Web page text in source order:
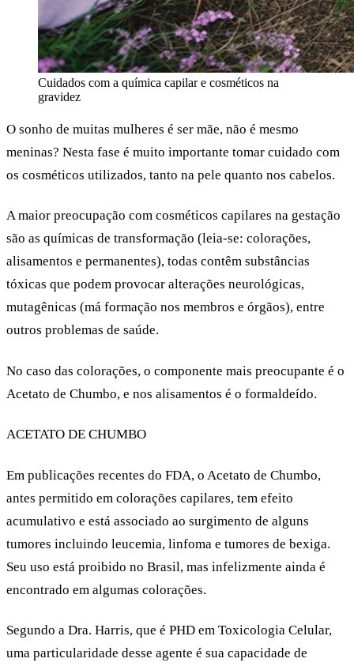
Cuidados com a química capilar e cosméticos na
gravidez
O sonho de muitas mulheres é ser mãe, não é mesmo
meninas? Nesta fase é muito importante tomar cuidado com
os cosméticos utilizados, tanto na pele quanto nos cabelos.
A maior preocupação com cosméticos capilares na gestação
são as químicas de transformação (leia-se: colorações,
alisamentos e permanentes), todas contêm substâncias
tóxicas que podem provocar alterações neurológicas,
mutagênicas (má formação nos membros e órgãos), entre
outros problemas de saúde.
No caso das colorações, o componente mais preocupante é o
Acetato de Chumbo, e nos alisamentos é o formaldeído.
ACETATO DE CHUMBO
Em publicações recentes do FDA, o Acetato de Chumbo,
antes permitido em colorações capilares, tem efeito
acumulativo e está associado ao surgimento de alguns
tumores incluindo leucemia, linfoma e tumores de bexiga.
Seu uso está proibido no Brasil, mas infelizmente ainda é
encontrado em algumas colorações.
Segundo a Dra. Harris, que é PHD em Toxicologia Celular,
uma particularidade desse agente é sua capacidade de